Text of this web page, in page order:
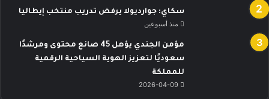
سكاي: جوارديولا يرفض تدريب منتخب إيطاليا
منذ أسبوعين
مؤمن الجندي يؤهل 45 صانع محتوى ومرشدًا
سعوديًا لتعزيز الهوية السياحية الرقمية
للمملكة
2026-04-09